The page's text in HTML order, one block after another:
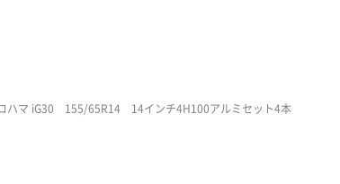
コハマ iG30 155/65R14 14インチ4H100アルミセット4本